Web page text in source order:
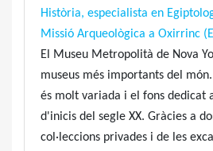
Història, especialista en
Missió Arqueològica a Oxirrinc
El Museu Metropolità de Nova
museus més importants del
és molt variada i el fons dedicat
d'inicis del segle XX. Gràcies a
col·leccions privades i de les